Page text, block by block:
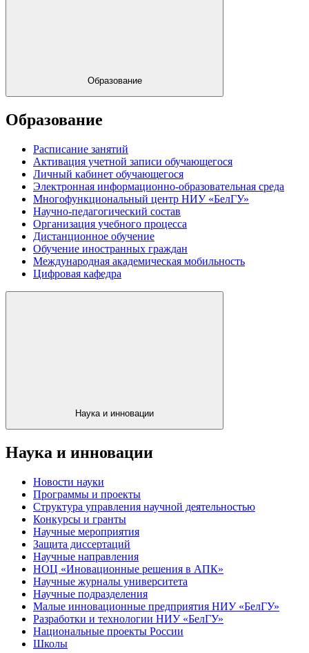
Образование
Образование
Расписание занятий
Активация учетной записи обучающегося
Личный кабинет обучающегося
Электронная информационно-образовательная среда
Многофункциональный центр НИУ «БелГУ»
Научно-педагогический состав
Организация учебного процесса
Дистанционное обучение
Обучение иностранных граждан
Международная академическая мобильность
Цифровая кафедра
Наука и инновации
Наука и инновации
Новости науки
Программы и проекты
Структура управления научной деятельностью
Конкурсы и гранты
Научные мероприятия
Защита диссертаций
Научные направления
НОЦ «Иновационные решения в АПК»
Научные журналы университета
Научные подразделения
Малые инновационные предприятия НИУ «БелГУ»
Разработки и технологии НИУ «БелГУ»
Национальные проекты России
Школы